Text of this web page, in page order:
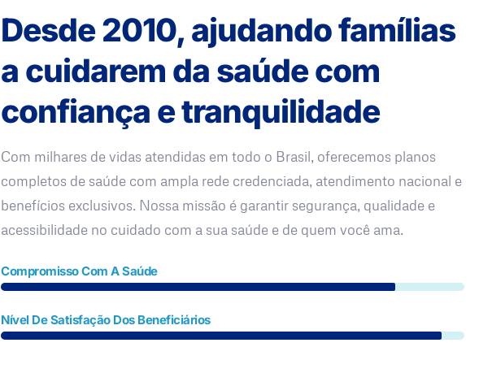
Desde 2010, ajudando famílias
a cuidarem da saúde com
confiança e tranquilidade
Com milhares de vidas atendidas em todo o Brasil, oferecemos planos
completos de saúde com ampla rede credenciada, atendimento nacional e
benefícios exclusivos. Nossa missão é garantir segurança, qualidade e
acessibilidade no cuidado com a sua saúde e de quem você ama.
Compromisso Com A Saúde
Nível De Satisfação Dos Beneficiários